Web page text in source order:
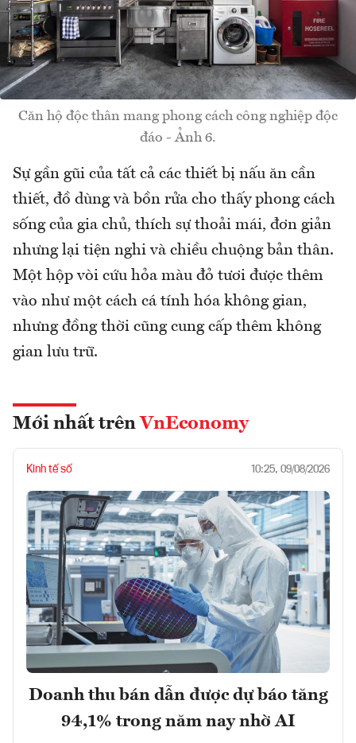
Căn hộ độc thân mang phong cách công nghiệp độc
đáo - Ảnh 6.
Sự gần gũi của tất cả các thiết bị nấu ăn cần
thiết, đồ dùng và bồn rửa cho thấy phong cách
sống của gia chủ, thích sự thoải mái, đơn giản
nhưng lại tiện nghi và chiều chuộng bản thân.
Một hộp vòi cứu hỏa màu đỏ tươi được thêm
vào như một cách cá tính hóa không gian,
nhưng đồng thời cũng cung cấp thêm không
gian lưu trữ.
Mới nhất trên VnEconomy
Kinh tế số 10:25, 09/08/2026
Doanh thu bán dẫn được dự báo tăng
94,1% trong năm nay nhờ AI